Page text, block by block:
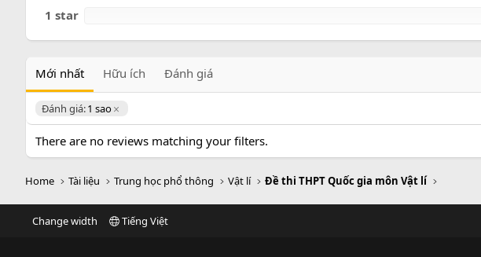
1 star
Mới nhất Hữu ích Đánh giá
Đánh giá:1 sao
There are no reviews matching your filters.
Home Tài liệu Trung học phổ thông Vật lí Đề thi THPT Quốc gia môn Vật lí
Change width Tiếng Việt